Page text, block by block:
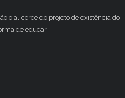
o alicerce do projeto de existência do
de educar.